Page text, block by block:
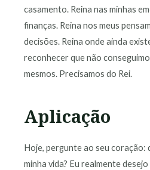
casamento. Reina nas minhas
finanças. Reina nos meus
decisões. Reina onde ainda
reconhecer que não
mesmos. Precisamos do Rei.
Aplicação
Hoje, pergunte ao seu coração:
minha vida? Eu realmente